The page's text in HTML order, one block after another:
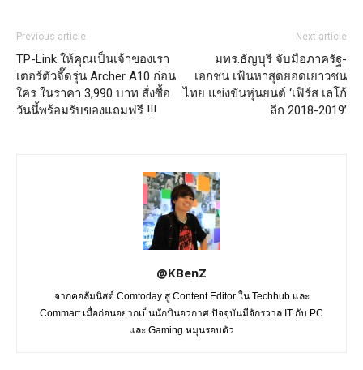
Previous article
TP-Link ให้คุณเป็นเจ้าของเรา
เตอร์ตัวจี๊ดรุ่น Archer A10 ก่อน
ใคร ในราคา 3,990 บาท สั่งซื้อ
วันนี้พร้อมรับของแถมฟรี !!!
Next article
มทร.ธัญบุรี จับมือภาครัฐ-
เอกชน เฟ้นหาสุดยอดเยาวชน
ไทย แข่งขันหุ่นยนต์ ‘เฟิร์ส เลโก้
ลีก 2018-2019’
@KBenZ
จากคอลัมนิสต์ Comtoday สู่ Content Editor ใน Techhub และ
Commart เมื่อก่อนอยากเป็นนักบินอวกาศ ปัจจุบันมีจักรวาล IT กับ PC
และ Gaming หมุนรอบตัว